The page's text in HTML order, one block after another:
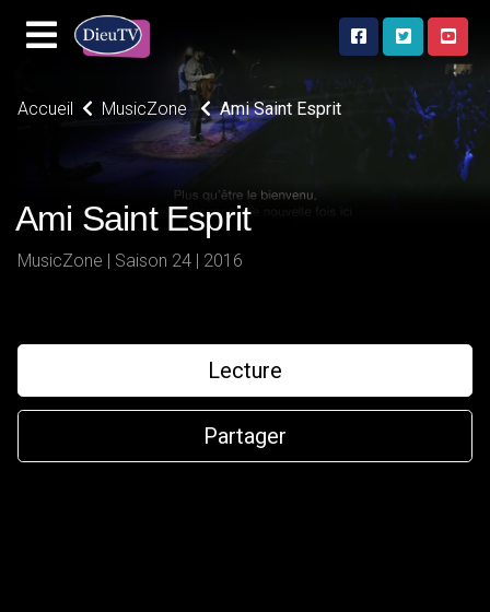
Accueil MusicZone Ami Saint Esprit
Ami Saint Esprit
MusicZone | Saison 24 | 2016
Lecture
Partager